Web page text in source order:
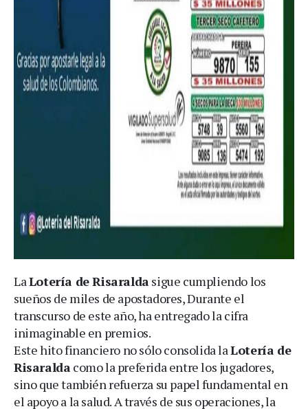
LaLotería de Risaraldasigue cumpliendo los
sueños de miles de apostadores, Durante el
transcurso de este año, ha entregado la cifra
inimaginable en premios.
Este hito financiero no sólo consolida laLotería de
Risaraldacomo la preferida entre los jugadores,
sino que también refuerza su papel fundamental en
el apoyo a la salud. A través de sus operaciones, la